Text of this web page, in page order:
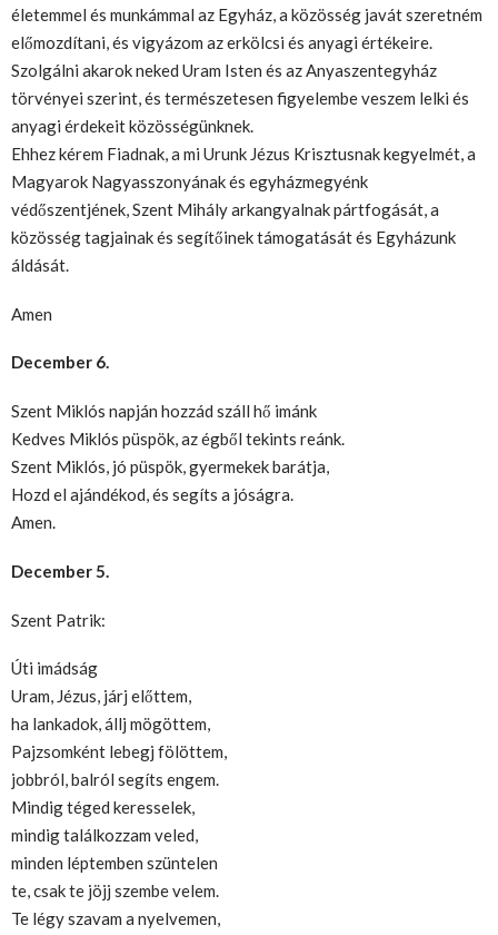
életemmel és munkámmal az Egyház, a közösség javát szeretném
előmozdítani, és vigyázom az erkölcsi és anyagi értékeire.
Szolgálni akarok neked Uram Isten és az Anyaszentegyház
törvényei szerint, és természetesen figyelembe veszem lelki és
anyagi érdekeit közösségünknek.
Ehhez kérem Fiadnak, a mi Urunk Jézus Krisztusnak kegyelmét, a
Magyarok Nagyasszonyának és egyházmegyénk
védőszentjének, Szent Mihály arkangyalnak pártfogását, a
közösség tagjainak és segítőinek támogatását és Egyházunk
áldását.
Amen
December 6.
Szent Miklós napján hozzád száll hő imánk
Kedves Miklós püspök, az égből tekints reánk.
Szent Miklós, jó püspök, gyermekek barátja,
Hozd el ajándékod, és segíts a jóságra.
Amen.
December 5.
Szent Patrik:
Úti imádság
Uram, Jézus, járj előttem,
ha lankadok, állj mögöttem,
Pajzsomként lebegj fölöttem,
jobbról, balról segíts engem.
Mindig téged keresselek,
mindig találkozzam veled,
minden léptemben szüntelen
te, csak te jöjj szembe velem.
Te légy szavam a nyelvemen,